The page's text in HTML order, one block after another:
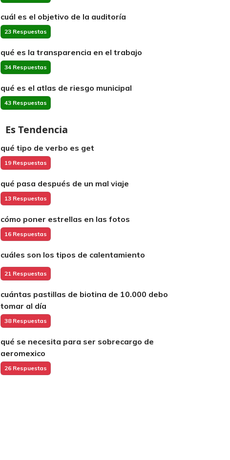
cuál es el objetivo de la auditoría
23 Respuestas
qué es la transparencia en el trabajo
34 Respuestas
qué es el atlas de riesgo municipal
43 Respuestas
Es Tendencia
qué tipo de verbo es get
19 Respuestas
qué pasa después de un mal viaje
13 Respuestas
cómo poner estrellas en las fotos
16 Respuestas
cuáles son los tipos de calentamiento
21 Respuestas
cuántas pastillas de biotina de 10.000 debo
tomar al día
38 Respuestas
qué se necesita para ser sobrecargo de
aeromexico
26 Respuestas